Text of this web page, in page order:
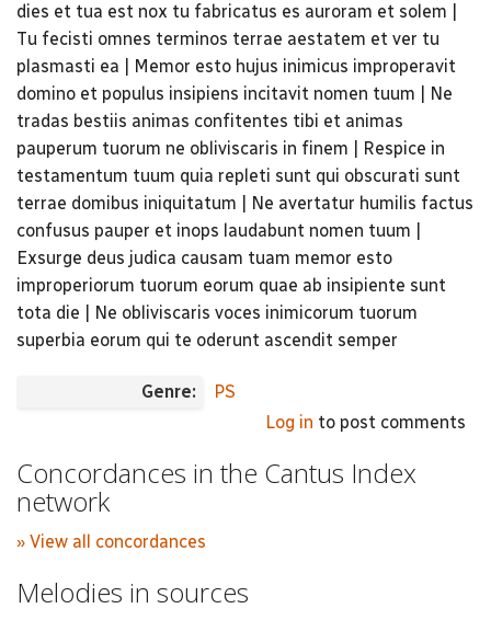
dies et tua est nox tu fabricatus es auroram et solem |
Tu fecisti omnes terminos terrae aestatem et ver tu
plasmasti ea | Memor esto hujus inimicus improperavit
domino et populus insipiens incitavit nomen tuum | Ne
tradas bestiis animas confitentes tibi et animas
pauperum tuorum ne obliviscaris in finem | Respice in
testamentum tuum quia repleti sunt qui obscurati sunt
terrae domibus iniquitatum | Ne avertatur humilis factus
confusus pauper et inops laudabunt nomen tuum |
Exsurge deus judica causam tuam memor esto
improperiorum tuorum eorum quae ab insipiente sunt
tota die | Ne obliviscaris voces inimicorum tuorum
superbia eorum qui te oderunt ascendit semper
Genre:
PS
Log in to post comments
Concordances in the Cantus Index
network
» View all concordances
Melodies in sources